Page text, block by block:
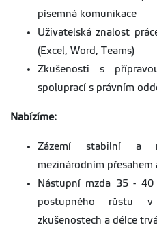
písemná komunikace
Uživatelská znalost
(Excel, Word, Teams)
Zkušenosti s
spoluprací s právním
Nabízíme:
Zázemí stabilní a
mezinárodním
Nástupní mzda 35 -
postupného růstu
zkušenostech a délce